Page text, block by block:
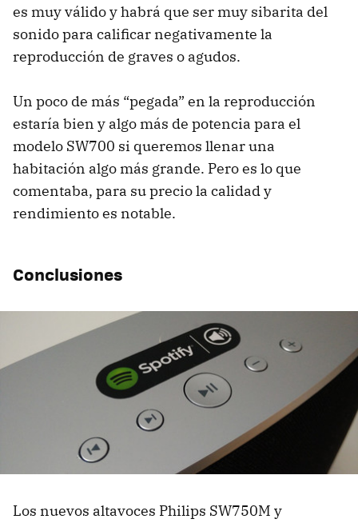
es muy válido y habrá que ser muy sibarita del
sonido para calificar negativamente la
reproducción de graves o agudos.
Un poco de más “pegada” en la reproducción
estaría bien y algo más de potencia para el
modelo SW700 si queremos llenar una
habitación algo más grande. Pero es lo que
comentaba, para su precio la calidad y
rendimiento es notable.
Conclusiones
Los nuevos altavoces Philips SW750M y